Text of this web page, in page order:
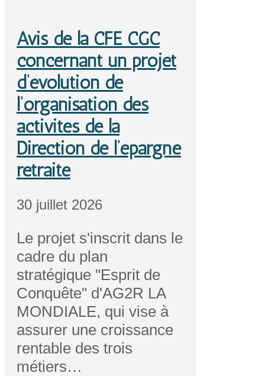
Avis de la CFE CGC
concernant un projet
d’évolution de
l’organisation des
activités de la
Direction de l’épargne
retraite
30 juillet 2026
Le projet s'inscrit dans le
cadre du plan
stratégique "Esprit de
Conquête" d'AG2R LA
MONDIALE, qui vise à
assurer une croissance
rentable des trois
métiers…